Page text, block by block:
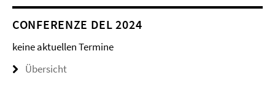
CONFERENZE DEL 2024
keine aktuellen Termine
Übersicht